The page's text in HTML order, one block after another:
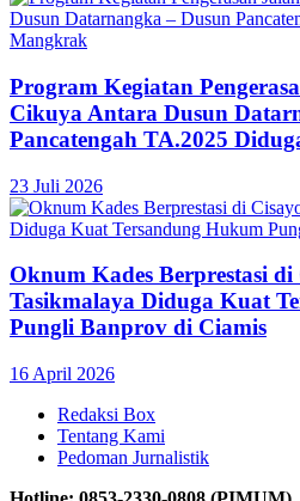
Program Kegiatan
Cikuya Antara Dusun
Pancatengah TA.2025
23 Juli 2026
Oknum Kades Berprestasi
Tasikmalaya Diduga Kuat
Pungli Banprov di Ciamis
16 April 2026
Redaksi Box
Tentang Kami
Pedoman Jurnalistik